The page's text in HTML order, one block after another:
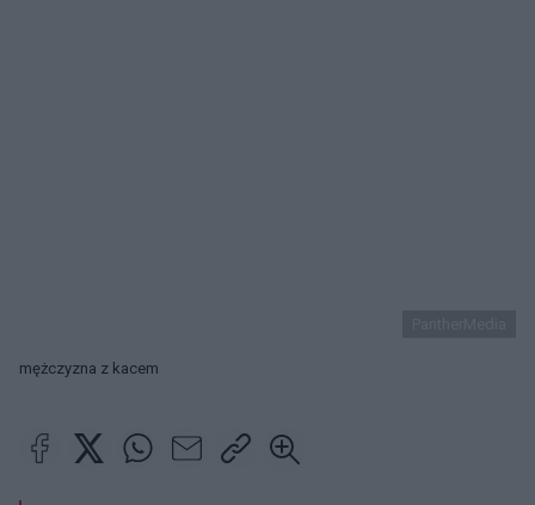
mężczyzna z kacem